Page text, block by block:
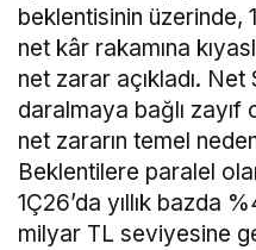
beklentisinin üzerinde,
net kâr rakamına
net zarar açıkladı.
daralmaya bağlı
net zararın temel
Beklentilere paralel
1Ç26’da yıllık bazda
milyar TL seviyesine